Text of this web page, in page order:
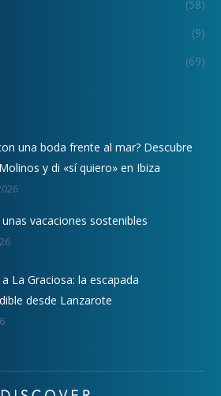
(58)
(9)
(69)
una boda frente al mar? Descubre
y di «sí quiero» en Ibiza
vacaciones sostenibles
La Graciosa: la escapada
desde Lanzarote